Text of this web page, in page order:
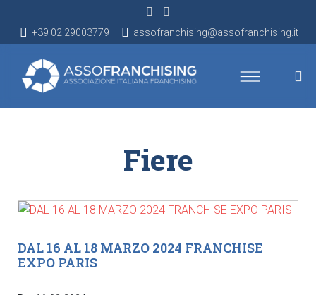
+39 02 29003779 assofranchising@assofranchising.it
Fiere
DAL 16 AL 18 MARZO 2024 FRANCHISE
EXPO PARIS